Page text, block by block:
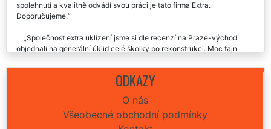
spolehnutí a kvalitně odvádí svou práci je tato firma Extra.
Doporučujeme.
Společnost extra uklízení jsme si dle recenzí na Praze-východ
objednali na generální úklid celé školky po rekonstrukci. Moc fajn
domluvy. Moc chválíme a rozhodně doporučujeme.
ODKAZY
O nás
Všeobecné obchodní podmínky